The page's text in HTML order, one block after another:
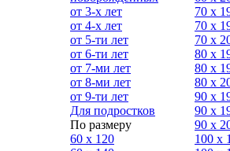
от 3-х лет
от 4-х лет
от 5-ти лет
от 6-ти лет
от 7-ми лет
от 8-ми лет
от 9-ти лет
Для подростков
По размеру
60 х 120
70 x
70 х
70 x
80 x
80 x
80 x
90 x
90 x
90 x
100 x